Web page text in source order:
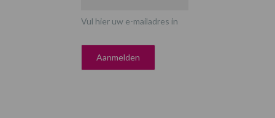
Vul hier uw e-mailadres in